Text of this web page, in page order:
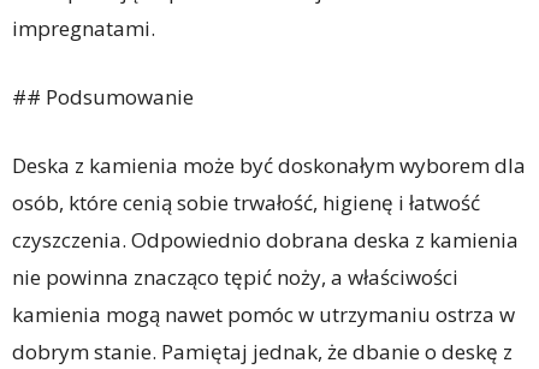
impregnatami.
## Podsumowanie
Deska z kamienia może być doskonałym wyborem dla
osób, które cenią sobie trwałość, higienę i łatwość
czyszczenia. Odpowiednio dobrana deska z kamienia
nie powinna znacząco tępić noży, a właściwości
kamienia mogą nawet pomóc w utrzymaniu ostrza w
dobrym stanie. Pamiętaj jednak, że dbanie o deskę z